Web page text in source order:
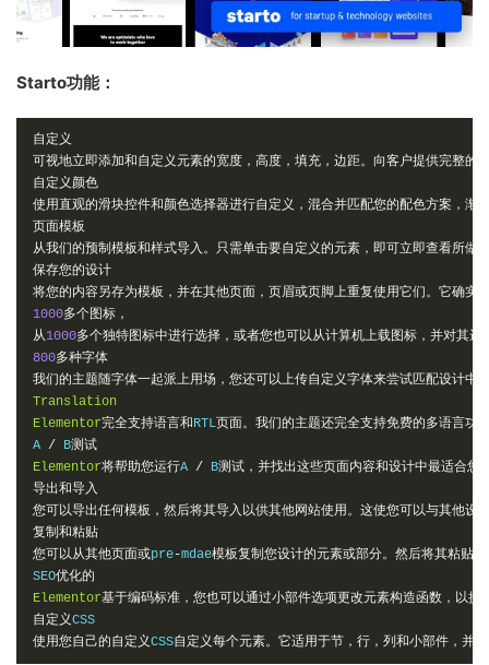
Starto功能：
自定义
可视地立即添加和自定义元素的宽度，高度，填充，边距。向客户提供完整的
自定义颜色
使用直观的滑块控件和颜色选择器进行自定义，混合并匹配您的配色方案，渐
页面模板
从我们的预制模板和样式导入。只需单击要自定义的元素，即可立即查看所做
保存您的设计
将您的内容另存为模板，并在其他页面，页眉或页脚上重复使用它们。它确实
1000多个图标，
从1000多个独特图标中进行选择，或者您也可以从计算机上载图标，并对其进
800多种字体
我们的主题随字体一起派上用场，您还可以上传自定义字体来尝试匹配设计中
Translation
Elementor完全支持语言和RTL页面。我们的主题还完全支持免费的多语言功
A / B测试
Elementor将帮助您运行A / B测试，并找出这些页面内容和设计中最适合您
导出和导入
您可以导出任何模板，然后将其导入以供其他网站使用。这使您可以与其他设
复制和粘贴
您可以从其他页面或pre-mdae模板复制您设计的元素或部分。然后将其粘贴
SEO优化的
Elementor基于编码标准，您也可以通过小部件选项更改元素构造函数，以提
自定义
使用您自己的自定义CSS自定义每个元素。它适用于节，行，列和小部件，并